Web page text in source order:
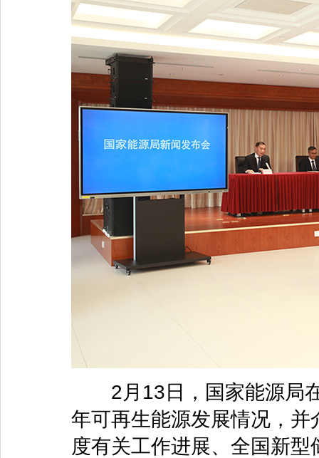
2月13日，国家能源局在
年可再生能源发展情况，
度有关工作进展、全国新